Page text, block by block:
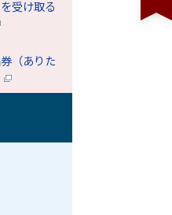
受け取る
（ありた